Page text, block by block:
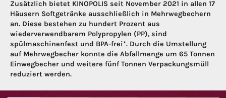
Zusätzlich bietet KINOPOLIS seit November 2021 in allen 17
Häusern Softgetränke ausschließlich in Mehrwegbechern
an. Diese bestehen zu hundert Prozent aus
wiederverwendbarem Polypropylen (PP), sind
spülmaschinenfest und BPA-frei*. Durch die Umstellung
auf Mehrwegbecher konnte die Abfallmenge um 65 Tonnen
Einwegbecher und weitere fünf Tonnen Verpackungsmüll
reduziert werden.